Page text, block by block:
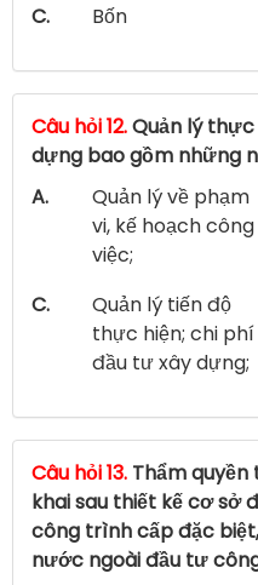
C.
Bốn
Câu hỏi 12.Quản lý
dựng bao gồm những
A.
Quản lý về phạm
vi, kế hoạch công
việc;
C.
Quản lý tiến độ
thực hiện; chi phí
đầu tư xây dựng;
Câu hỏi 13. Thẩm
khai sau thiết kế cơ sở
công trình cấp đặc
nước ngoài đầu tư